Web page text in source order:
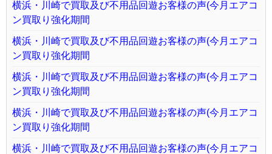
横浜・川崎で買取及び不用品回遊お客様の声(今月エアコ
ン買取り強化期間
横浜・川崎で買取及び不用品回遊お客様の声(今月エアコ
ン買取り強化期間
横浜・川崎で買取及び不用品回遊お客様の声(今月エアコ
ン買取り強化期間
横浜・川崎で買取及び不用品回遊お客様の声(今月エアコ
ン買取り強化期間
横浜・川崎で買取及び不用品回遊お客様の声(今月エアコ